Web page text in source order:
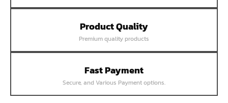
หน้าแปลนเชื่อม SUS304 JEF PN40 RF
หน้าแปลนเชื่อม SUS304 JEF PN25 RF
หน้าแปลนเชื่อม SUS304 JEF PN16 RF
หน้าแปลนเชื่อม SUS304 JEF 20K FF
Product Quality
Premium quality products
Fast Payment
Secure, and Various Payment options.